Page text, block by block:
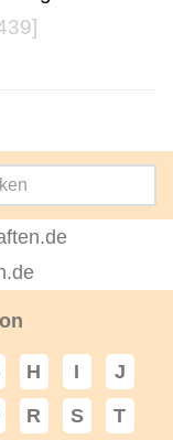
H I
J
R S T